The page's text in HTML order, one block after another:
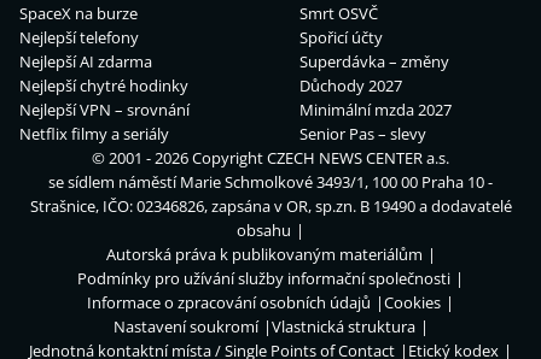
SpaceX na burze
Nejlepší telefony
Nejlepší AI zdarma
Nejlepší chytré hodinky
Nejlepší VPN – srovnání
Netflix filmy a seriály
Smrt OSVČ
Spořicí účty
Superdávka – změny
Důchody 2027
Minimální mzda 2027
Senior Pas – slevy
© 2001 - 2026 CopyrightCZECH NEWS CENTER a.s.
se sídlem náměstí Marie Schmolkové 3493/1, 100 00 Praha 10 -
Strašnice, IČO: 02346826, zapsána v OR, sp.zn. B 19490 a dodavatelé
obsahu
Autorská práva k publikovaným materiálům
Podmínky pro užívání služby informační společnosti
Informace o zpracování osobních údajů
Cookies
Nastavení soukromí
Vlastnická struktura
Jednotná kontaktní místa / Single Points of Contact
Etický kodex